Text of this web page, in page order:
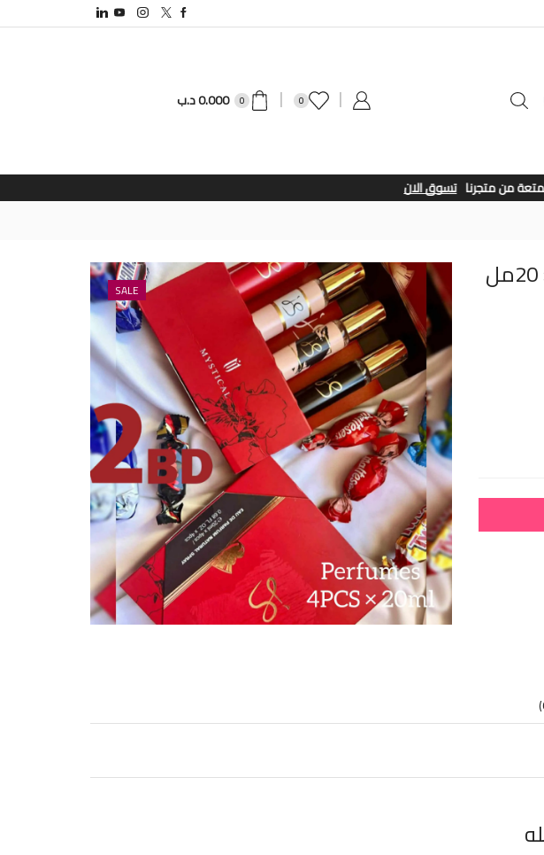
0
0
0.000د.ب
تسوق الان
SALE علبة عطر ميستكال اى اس 4حبات × 20مل